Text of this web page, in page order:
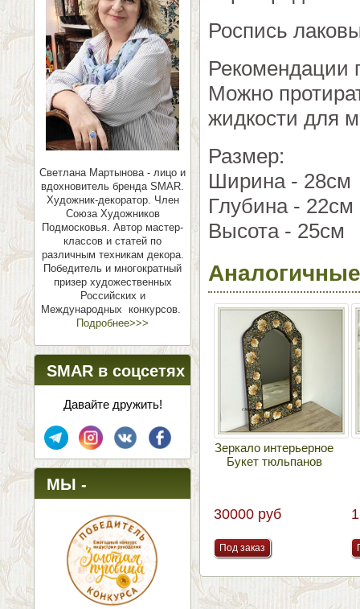
Светлана Мартынова - лицо и
вдохновитель бренда SMAR.
Художник-декоратор. Член
Союза Художников
Подмосковья. Автор мастер-
классов и статей по
различным техникам декора.
Победитель и многократный
призер художественных
Российских и
Международных конкурсов.
Подробнее>>>
SMAR в соцсетях
Давайте дружить!
МЫ -
ПОБЕДИТЕЛИ!
Роспись
Рекомендации
Можно
жидкости для
Размер:
Ширина - 28см
Глубина - 22см
Высота - 25см
Зеркало интерьерное
Букет тюльпанов
30000 руб